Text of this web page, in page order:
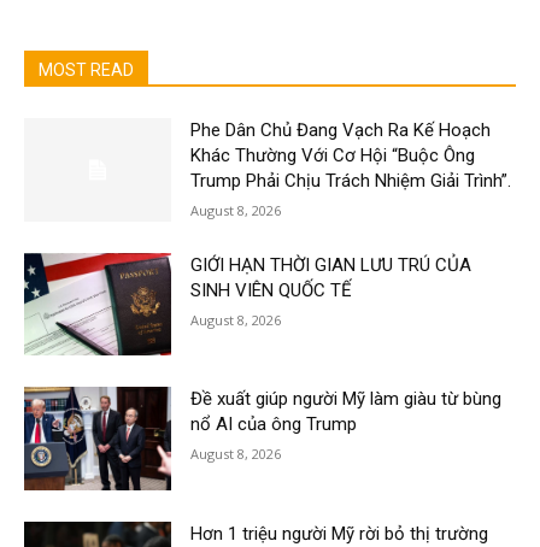
MOST READ
Phe Dân Chủ Đang Vạch Ra Kế Hoạch
Khác Thường Với Cơ Hội “Buộc Ông
Trump Phải Chịu Trách Nhiệm Giải Trình”.
August 8, 2026
GIỚI HẠN THỜI GIAN LƯU TRÚ CỦA
SINH VIÊN QUỐC TẾ
August 8, 2026
Đề xuất giúp người Mỹ làm giàu từ bùng
nổ AI của ông Trump
August 8, 2026
Hơn 1 triệu người Mỹ rời bỏ thị trường